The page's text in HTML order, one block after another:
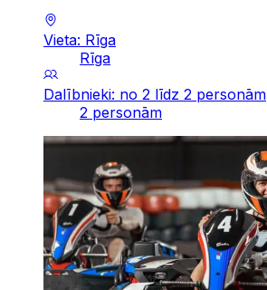
Vieta: Rīga
Rīga
Dalībnieki: no 2 līdz 2 personām
2 personām